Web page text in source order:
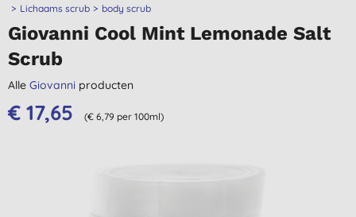
Lichaams scrub
body scrub
Giovanni Cool Mint Lemonade Salt
Scrub
Alle Giovanni producten
€ 17,65 (€ 6,79 per 100ml)